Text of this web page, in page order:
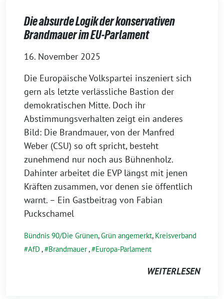
Die absurde Logik der konservativen
Brandmauer im EU-Parlament
16. November 2025
Die Europäische Volkspartei inszeniert sich
gern als letzte verlässliche Bastion der
demokratischen Mitte. Doch ihr
Abstimmungsverhalten zeigt ein anderes
Bild: Die Brandmauer, von der Manfred
Weber (CSU) so oft spricht, besteht
zunehmend nur noch aus Bühnenholz.
Dahinter arbeitet die EVP längst mit jenen
Kräften zusammen, vor denen sie öffentlich
warnt. – Ein Gastbeitrag von Fabian
Puckschamel
Bündnis 90/Die Grünen,Grün angemerkt, Kreisverband
AfD , Brandmauer, Europa-Parlament
WEITERLESEN